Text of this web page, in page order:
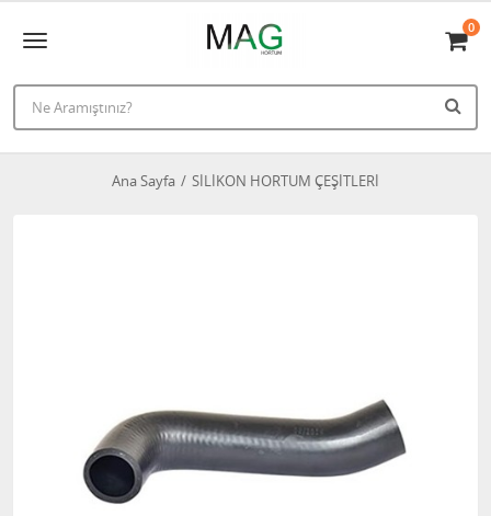
0
Ana Sayfa SİLİKON HORTUM ÇEŞİTLERİ